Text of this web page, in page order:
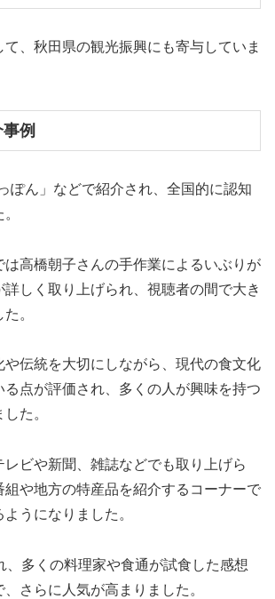
、秋田県の観光振興にも寄与していま
例
ぽん」などで紹介され、全国的に認知
は高橋朝子さんの手作業によるいぶりが
詳しく取り上げられ、視聴者の間で大き
。
や伝統を大切にしながら、現代の食文化
る点が評価され、多くの人が興味を持つ
た。
レビや新聞、雑誌などでも取り上げら
組や地方の特産品を紹介するコーナーで
うになりました。
、多くの料理家や食通が試食した感想
さらに人気が高まりました。